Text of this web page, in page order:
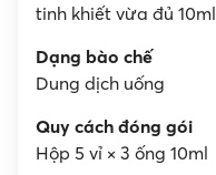
tinh khiết vừa đủ 10ml
Dạng bào chế
Dung dịch uống
Quy cách đóng gói
Hộp 5 vỉ × 3 ống 10ml